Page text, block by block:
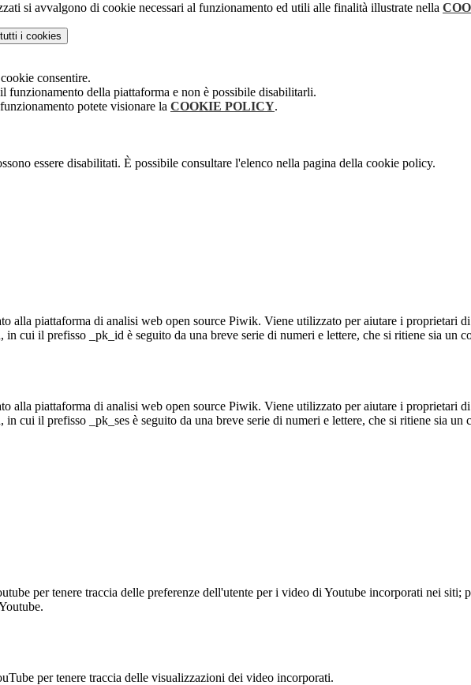
si avvalgono di cookie necessari al funzionamento ed utili alle finalità illustrate nella
i cookies
consentire.
funzionamento della piattaforma e non è possibile disabilitarli.
potete visionare la COOKIE POLICY.
essere disabilitati. È possibile consultare l'elenco nella pagina della cookie policy.
alla piattaforma di analisi web open source Piwik. Viene utilizzato per aiutare i proprietari
cui il prefisso _pk_id è seguito da una breve serie di numeri e lettere, che si ritiene sia un
alla piattaforma di analisi web open source Piwik. Viene utilizzato per aiutare i proprietari
cui il prefisso _pk_ses è seguito da una breve serie di numeri e lettere, che si ritiene sia
per tenere traccia delle preferenze dell'utente per i video di Youtube incorporati nei
per tenere traccia delle visualizzazioni dei video incorporati.